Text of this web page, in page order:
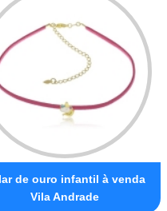
de ouro infantil à venda
Vila Andrade